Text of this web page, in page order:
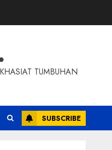
TUMBUHAN
SUBSCRIBE